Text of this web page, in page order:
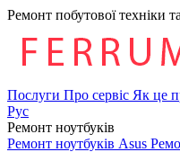
Ремонт побутової техніки
Послуги Про сервіс Як це
Рус
Ремонт ноутбуків
Ремонт ноутбуків Asus